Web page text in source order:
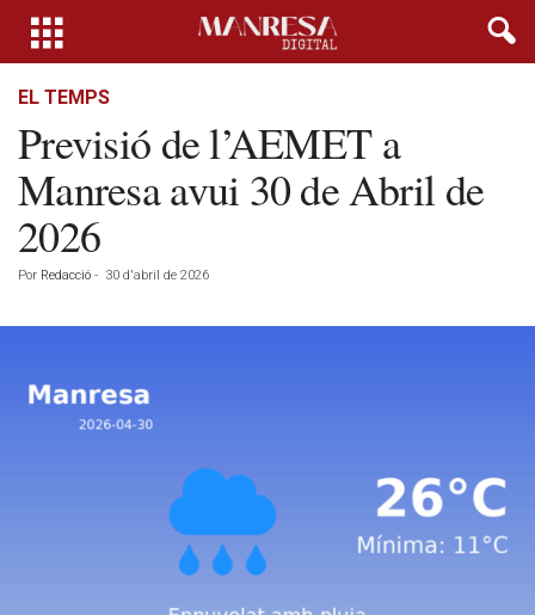
EL TEMPS
Previsió de l’AEMET a
Manresa avui 30 de Abril de
2026
Por Redacció - 30 d'abril de 2026